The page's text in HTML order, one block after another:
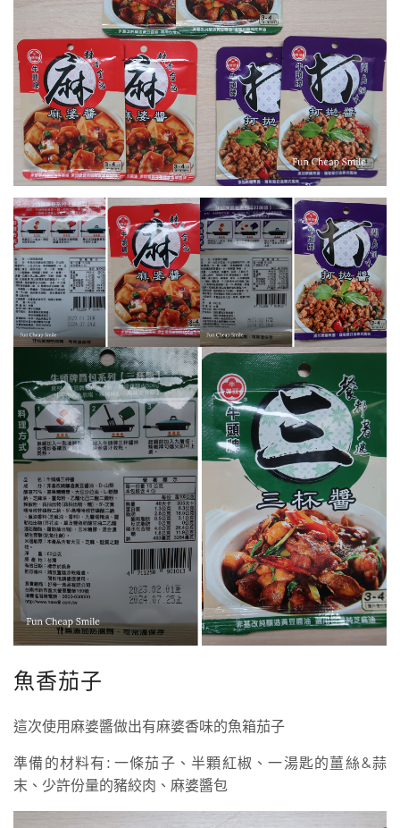
魚香茄子
這次使用麻婆醬做出有麻婆香味的魚箱茄子
準備的材料有: 一條茄子、半顆紅椒、一湯匙的薑絲&蒜
末、少許份量的豬絞肉、麻婆醬包